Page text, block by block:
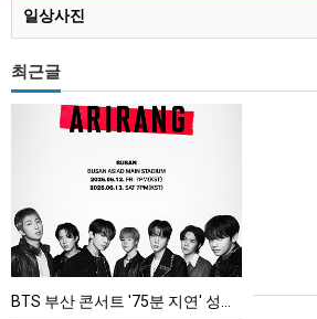
일상사진
최근글
서
트
'75
분
BTS 부산 콘서트 '75분 지연' 성토…하이브 "큰 실망·불편" 사과